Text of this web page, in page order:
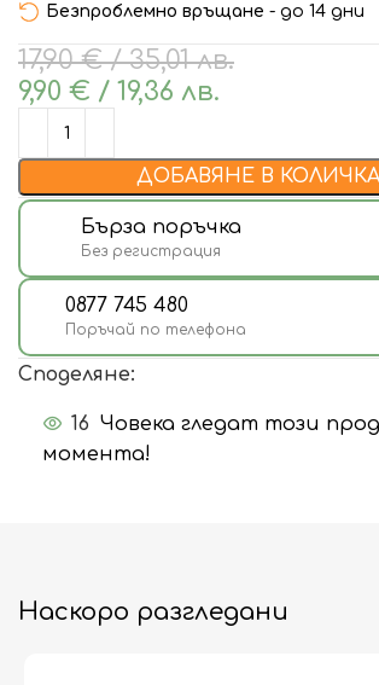
Безпроблемно връщане - до 14 дни
17,90€/ 35,01 лв.
9,90€ / 19,36 лв.
ДОБАВЯНЕ В
Бърза поръчка
Без регистрация
0877 745 480
Поръчай по телефона
Споделяне:
16 Човека гледат този
момента!
Наскоро разгледани